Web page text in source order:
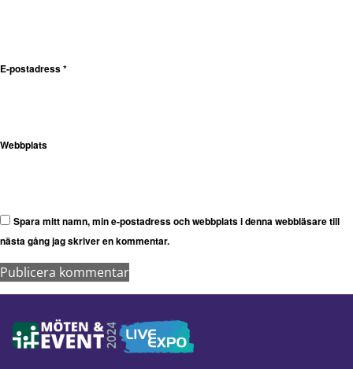
E-postadress*
Webbplats
Spara mitt namn, min e-postadress och webbplats i denna webbläsare till
nästa gång jag skriver en kommentar.